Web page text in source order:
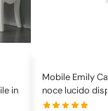
in
Mobile Emily
noce lucido